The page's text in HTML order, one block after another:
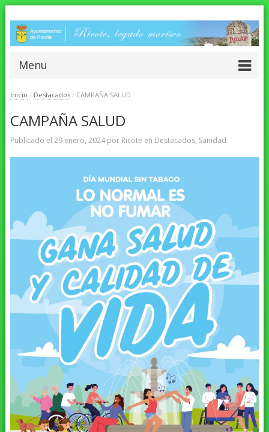
Menu
Inicio / Destacados / CAMPAÑA SALUD
CAMPAÑA SALUD
Publicado el 29 enero, 2024por Ricote en Destacados, Sanidad